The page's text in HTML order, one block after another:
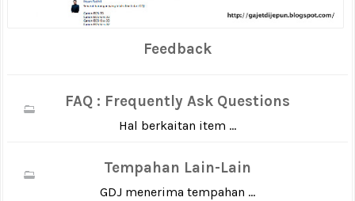
Feedback
FAQ : Frequently Ask Questions
Hal berkaitan item ...
Tempahan Lain-Lain
GDJ menerima tempahan ...